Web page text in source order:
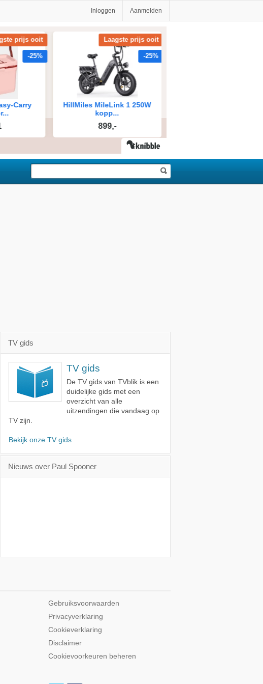
Inloggen Aanmelden
TV gids
TV gids
De TV gids van TVblik is een
duidelijke gids met een
overzicht van alle
uitzendingen die vandaag op
TV zijn.
Bekijk onze TV gids
Nieuws over Paul Spooner
Gebruiksvoorwaarden
Privacyverklaring
Cookieverklaring
Disclaimer
Cookievoorkeuren beheren